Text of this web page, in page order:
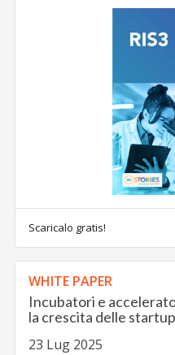
Scaricalo gratis!
WHITE PAPER
Incubatori e
la crescita delle startup
23 Lug 2025